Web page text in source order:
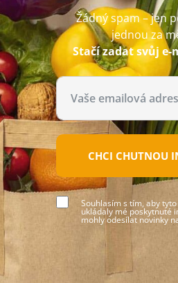
Žádný spam – jen
jednou za
Stačí zadat svůj e-
CHCI CHUTNOU
Souhlasím s tím, aby
ukládaly mé poskytnuté
mohly odesílat novinky